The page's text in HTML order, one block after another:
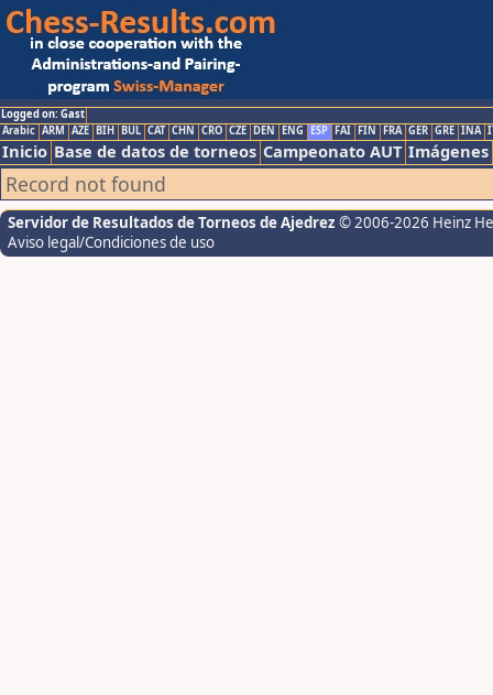
Logged on: Gast
Arabic ARM AZE BIH BUL CAT CHN CRO CZE DEN ENG ESP FAI FIN FRA GER GRE INA
Inicio Base de datos de torneos Campeonato AUT Imágenes
Record not found
Servidor de Resultados de Torneos de Ajedrez © 2006-2026 Heinz
Aviso legal/Condiciones de uso